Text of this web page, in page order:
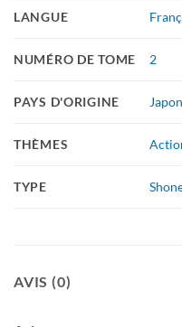
LANGUE
NUMÉRO DE TOME 2
PAYS D'ORIGINE Japon
THÈMES
TYPE
AVIS (0)